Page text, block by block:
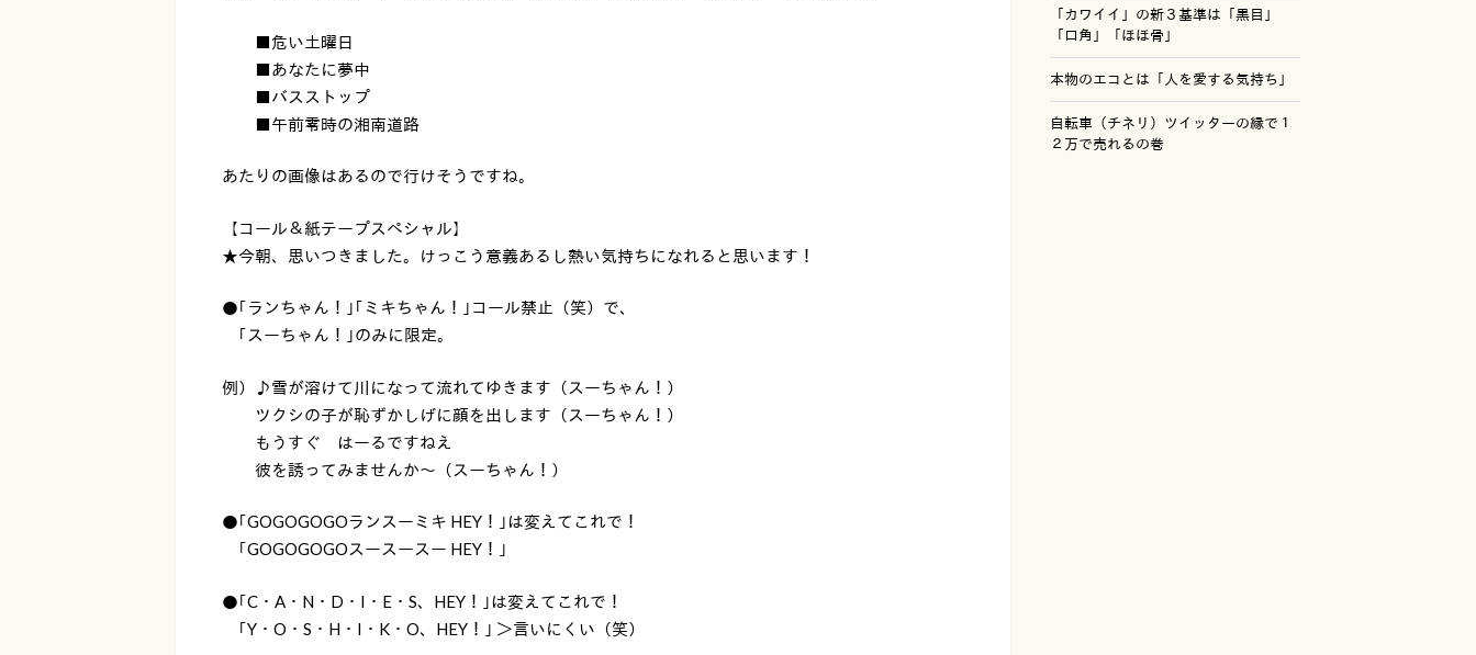
■危い土曜日
■あなたに夢中
■バスストップ
■午前零時の湘南道路
あたりの画像はあるので行けそうですね。
【コール＆紙テープスペシャル】
★今朝、思いつきました。けっこう意義あるし熱い気持ちになれると思います！
●｢ランちゃん！｣｢ミキちゃん！｣コール禁止（笑）で、
｢スーちゃん！｣のみに限定。
例）♪雪が溶けて川になって流れてゆきます（スーちゃん！）
ツクシの子が恥ずかしげに顔を出します（スーちゃん！）
もうすぐ はーるですねえ
彼を誘ってみませんか〜（スーちゃん！）
●｢GOGOGOGOランスーミキ HEY！｣は変えてこれで！
｢GOGOGOGOスースースー HEY！｣
●｢C・A・N・D・I・E・S、HEY！｣は変えてこれで！
｢Y・O・S・H・I・K・O、HEY！｣ ＞言いにくい（笑）
「カワイイ」の新３基準は「黒目」
「口角」「ほほ骨」
本物のエコとは「人を愛する気持ち」
自転車（チネリ）ツイッターの縁で１
２万で売れるの巻